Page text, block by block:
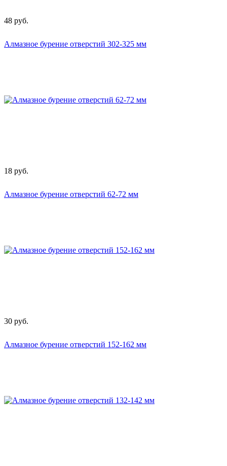
48 руб.
Алмазное бурение отверстий 302-325 мм
18 руб.
Алмазное бурение отверстий 62-72 мм
30 руб.
Алмазное бурение отверстий 152-162 мм